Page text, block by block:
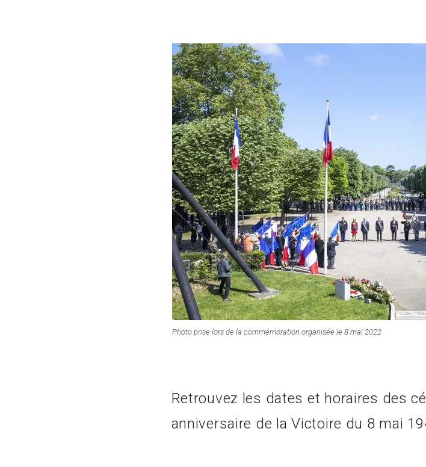
Photo prise lors de la commémoration organisée le 8 mai 2022
Retrouvez les dates et horaires des
anniversaire de la Victoire du 8 mai